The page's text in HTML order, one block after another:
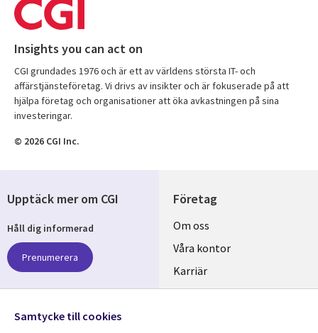
Insights you can act on
CGI grundades 1976 och är ett av världens största IT- och
affärstjänsteföretag. Vi drivs av insikter och är fokuserade på att
hjälpa företag och organisationer att öka avkastningen på sina
investeringar.
© 2026 CGI Inc.
Företag
Useful
links
SWEDEN
Om oss
Våra kontor
Karriär
Hållbarhet
Upptäck mer om CGI
Håll dig informerad
Prenumerera
Följ oss
Samtycke till cookies